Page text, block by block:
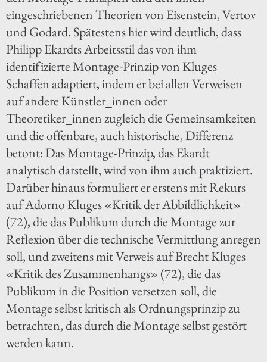
eingeschriebenen Theorien von Eisenstein, Vertov
und Godard. Spätestens hier wird deutlich, dass
Philipp Ekardts Arbeitsstil das von ihm
identifizierte Montage-Prinzip von Kluges
Schaffen adaptiert, indem er bei allen Verweisen
auf andere Künstler_innen oder
Theoretiker_innen zugleich die Gemeinsamkeiten
und die offenbare, auch historische, Differenz
betont: Das Montage-Prinzip, das Ekardt
analytisch darstellt, wird von ihm auch praktiziert.
Darüber hinaus formuliert er erstens mit Rekurs
auf Adorno Kluges «Kritik der Abbildlichkeit»
(72), die das Publikum durch die Montage zur
Reflexion über die technische Vermittlung anregen
soll, und zweitens mit Verweis auf Brecht Kluges
«Kritik des Zusammenhangs» (72), die das
Publikum in die Position versetzen soll, die
Montage selbst kritisch als Ordnungsprinzip zu
betrachten, das durch die Montage selbst gestört
werden kann.